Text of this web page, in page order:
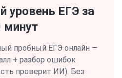
уровень ЕГЭ за
минут
пробный ЕГЭ онлайн —
+ разбор ошибок
проверит ИИ). Без